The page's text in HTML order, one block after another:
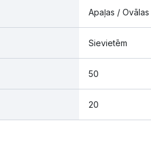
Apaļas / Ovālas
Sievietēm
50
20